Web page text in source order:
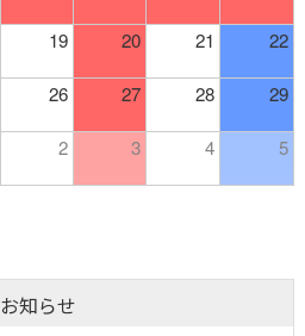
19 20 21 22
26 27 28 29
2 3 4 5
お知らせ